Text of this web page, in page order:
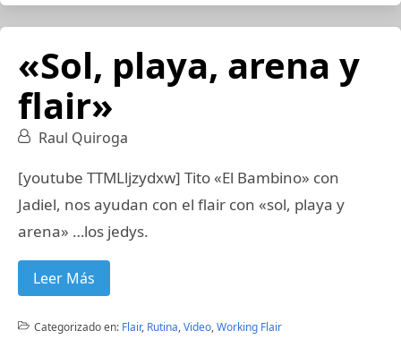
«Sol, playa, arena y
flair»
Raul Quiroga
[youtube TTMLljzydxw] Tito «El Bambino» con
Jadiel, nos ayudan con el flair con «sol, playa y
arena» …los jedys.
Leer Más
Categorizado en: Flair, Rutina,Video,Working Flair